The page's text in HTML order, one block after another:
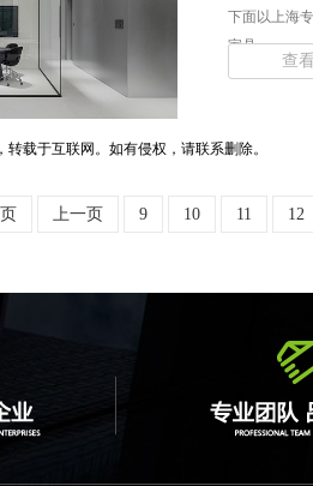
下面以上海
家具... ...
查
载于互联网。如有侵权，请联系删除。
上一页 9 10 11 12